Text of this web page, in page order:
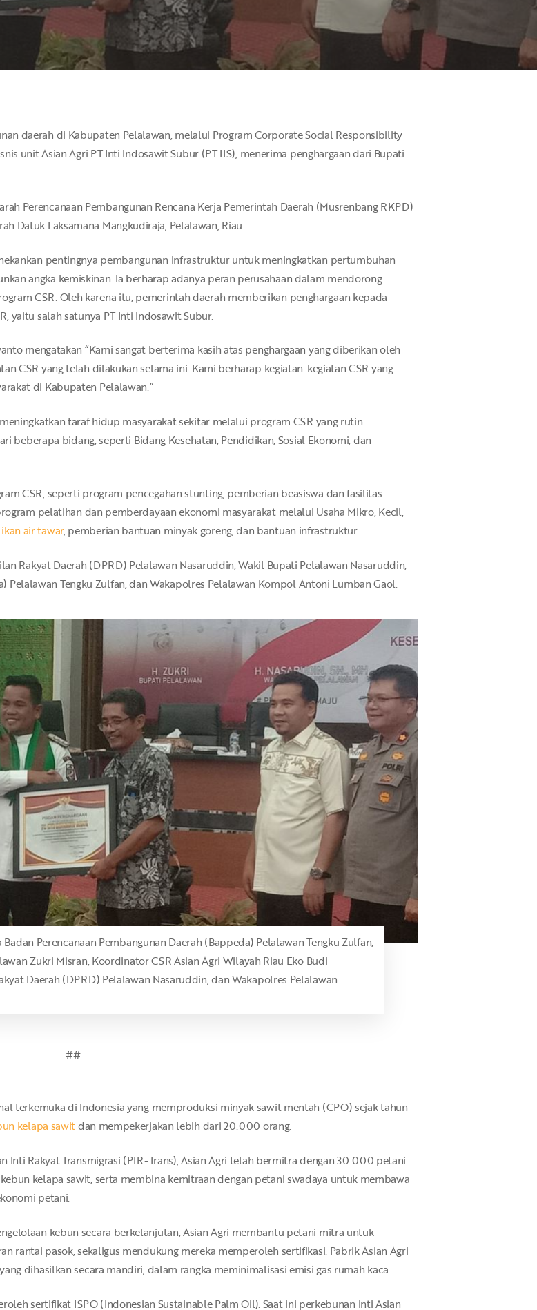
daerah di Kabupaten Pelalawan, melalui Program Corporate Social Responsibility
unit Asian Agri PT Inti Indosawit Subur (PT IIS), menerima penghargaan dari Bupati
Perencanaan Pembangunan Rencana Kerja Pemerintah Daerah (Musrenbang RKPD)
Datuk Laksamana Mangkudiraja, Pelalawan, Riau.
pentingnya pembangunan infrastruktur untuk meningkatkan pertumbuhan
angka kemiskinan. Ia berharap adanya peran perusahaan dalam mendorong
CSR. Oleh karena itu, pemerintah daerah memberikan penghargaan kepada
yaitu salah satunya PT Inti Indosawit Subur.
mengatakan “Kami sangat berterima kasih atas penghargaan yang diberikan oleh
CSR yang telah dilakukan selama ini. Kami berharap kegiatan-kegiatan CSR yang
di Kabupaten Pelalawan.”
taraf hidup masyarakat sekitar melalui program CSR yang rutin
bidang, seperti Bidang Kesehatan, Pendidikan, Sosial Ekonomi, dan
CSR, seperti program pencegahan stunting, pemberian beasiswa dan fasilitas
pelatihan dan pemberdayaan ekonomi masyarakat melalui Usaha Mikro, Kecil,
air tawar, pemberian bantuan minyak goreng, dan bantuan infrastruktur.
Rakyat Daerah (DPRD) Pelalawan Nasaruddin, Wakil Bupati Pelalawan Nasaruddin,
Pelalawan Tengku Zulfan, dan Wakapolres Pelalawan Kompol Antoni Lumban Gaol.
Perencanaan Pembangunan Daerah (Bappeda) Pelalawan Tengku Zulfan,
Zukri Misran, Koordinator CSR Asian Agri Wilayah Riau Eko Budi
Daerah (DPRD) Pelalawan Nasaruddin, dan Wakapolres Pelalawan
##
terkemuka di Indonesia yang memproduksi minyak sawit mentah (CPO) sejak tahun
kelapa sawitdan mempekerjakan lebih dari 20.000 orang.
Inti Rakyat Transmigrasi (PIR-Trans), Asian Agri telah bermitra dengan 30.000 petani
kelapa sawit, serta membina kemitraan dengan petani swadaya untuk membawa
petani.
kebun secara berkelanjutan, Asian Agri membantu petani mitra untuk
rantai pasok, sekaligus mendukung mereka memperoleh sertifikasi. Pabrik Asian Agri
dihasilkan secara mandiri, dalam rangka meminimalisasi emisi gas rumah kaca.
sertifikat ISPO (Indonesian Sustainable Palm Oil). Saat ini perkebunan inti Asian